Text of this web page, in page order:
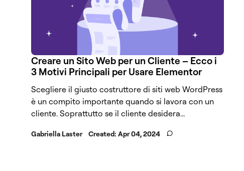
Creare un Sito Web per un Cliente – Ecco i
3 Motivi Principali per Usare Elementor
Scegliere il giusto costruttore di siti web WordPress
è un compito importante quando si lavora con un
cliente. Soprattutto se il cliente desidera...
Gabriella Laster Created: Apr 04, 2024